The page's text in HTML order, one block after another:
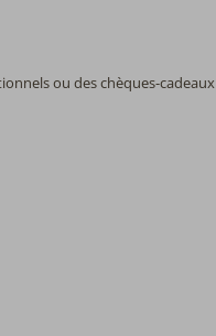
ou des chèques-cadeaux